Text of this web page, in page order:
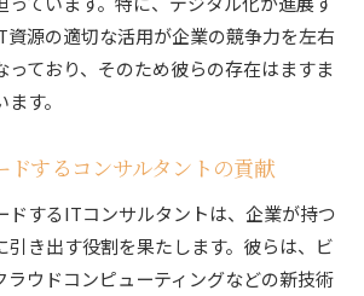
資源の適切な活用が企業の競争力を左右
っており、そのため彼らの存在はますま
す。
ドするコンサルタントの貢献
ドするITコンサルタントは、企業が持つ
引き出す役割を果たします。彼らは、ビ
ラウドコンピューティングなどの新技術